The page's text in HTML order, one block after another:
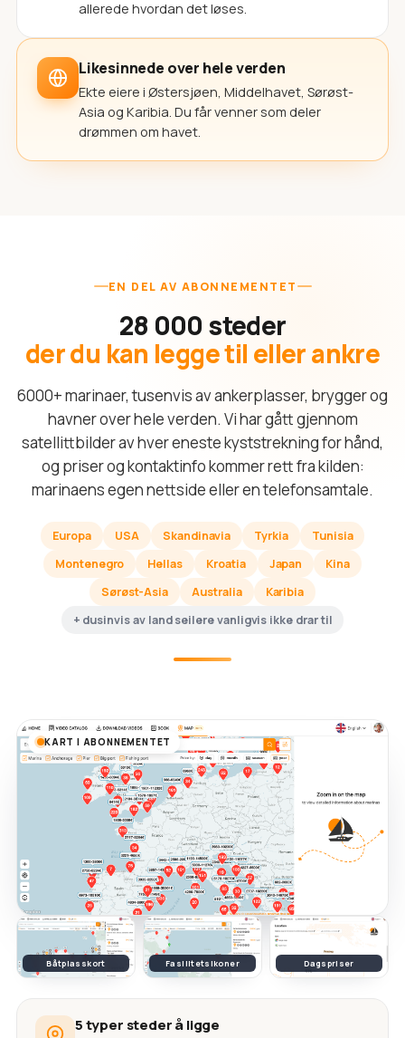
allerede hvordan det løses.
Likesinnede over hele verden
Ekte eiere i Østersjøen, Middelhavet, Sørøst-
Asia og Karibia. Du får venner som deler
drømmen om havet.
EN DEL AV ABONNEMENTET
28 000 steder
der du kan legge til eller ankre
6000+ marinaer, tusenvis av ankerplasser, brygger og
havner over hele verden. Vi har gått gjennom
satellittbilder av hver eneste kyststrekning for hånd,
og priser og kontaktinfo kommer rett fra kilden:
marinaens egen nettside eller en telefonsamtale.
Europa USA Skandinavia Tyrkia
Tunisia
Montenegro
Hellas Kroatia Japan
Kina
Sørøst-Asia
Australia
Karibia
+ dusinvis av land seilere vanligvis ikke drar til
KART I ABONNEMENTET
Båtplasskort Fasilitetsikoner Dagspriser
5 typer steder å ligge